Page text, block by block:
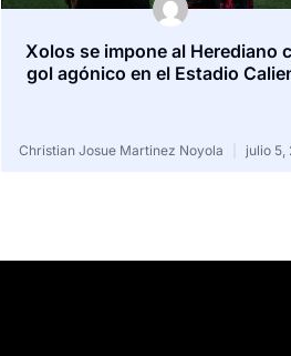
Xolos se impone al Herediano
gol agónico en el Estadio
Christian Josue Martinez Noyola julio 5,